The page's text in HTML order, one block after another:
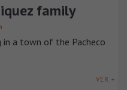
family
in a town of the Pacheco
VER +